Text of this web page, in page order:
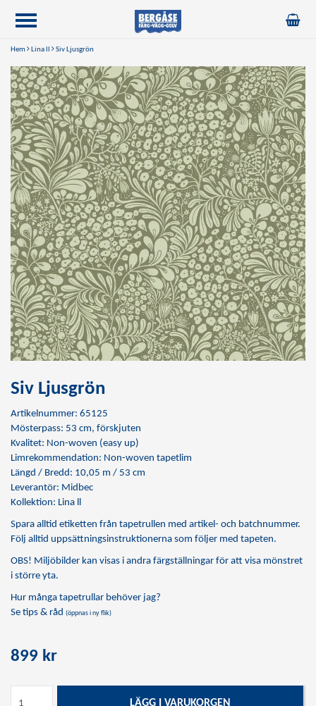
Hem Lina ll Siv Ljusgrön
Siv Ljusgrön
Artikelnummer: 65125
Mösterpass: 53 cm, förskjuten
Kvalitet: Non-woven (easy up)
Limrekommendation: Non-woven tapetlim
Längd / Bredd: 10,05 m / 53 cm
Leverantör: Midbec
Kollektion: Lina ll
Spara alltid etiketten från tapetrullen med artikel- och batchnummer.
Följ alltid uppsättningsinstruktionerna som följer med tapeten.
OBS! Miljöbilder kan visas i andra färgställningar för att visa mönstret
i större yta.
Hur många tapetrullar behöver jag?
Se tips & råd (öppnas i ny flik)
899 kr
LÄGG I VARUKORGEN